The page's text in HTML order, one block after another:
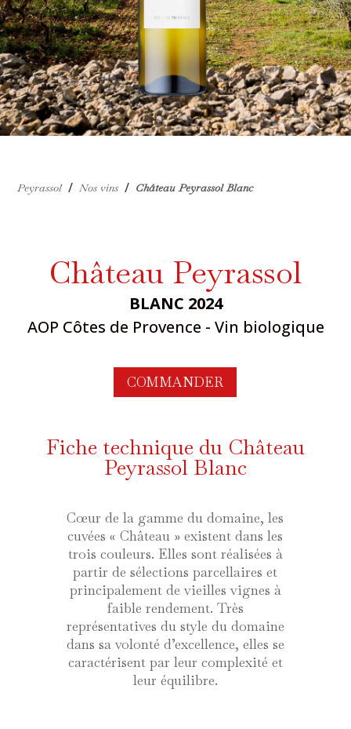
Peyrassol / Nos vins / Château Peyrassol Blanc
Château Peyrassol
BLANC 2024
AOP Côtes de Provence - Vin biologique
COMMANDER
Fiche technique du Château
Peyrassol Blanc
Cœur de la gamme du domaine, les
cuvées « Château » existent dans les
trois couleurs. Elles sont réalisées à
partir de sélections parcellaires et
principalement de vieilles vignes à
faible rendement. Très
représentatives du style du domaine
dans sa volonté d’excellence, elles se
caractérisent par leur complexité et
leur équilibre.